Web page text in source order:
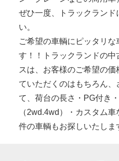
ぜひ一度、トラックランド
い。
ご希望の車輌にピッタリな
す！！トラックランドの
スは、お客様のご希望の
ていただくのはもちろん、
て、荷台の長さ・PG付き
（2wd.4wd）・カスタム
件の車輌もお探しいたしま